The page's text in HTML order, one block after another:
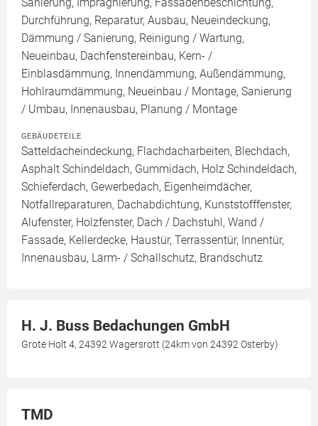
Durchführung, Reparatur, Ausbau, Neueindeckung,
Dämmung / Sanierung, Reinigung / Wartung,
Neueinbau, Dachfenstereinbau, Kern- /
Einblasdämmung, Innendämmung, Außendämmung,
Hohlraumdämmung, Neueinbau / Montage, Sanierung
/ Umbau, Innenausbau, Planung / Montage
GEBÄUDETEILE
Satteldacheindeckung, Flachdacharbeiten, Blechdach,
Asphalt Schindeldach, Gummidach, Holz Schindeldach,
Schieferdach, Gewerbedach, Eigenheimdächer,
Notfallreparaturen, Dachabdichtung, Kunststofffenster,
Alufenster, Holzfenster, Dach / Dachstuhl, Wand /
Fassade, Kellerdecke, Haustür, Terrassentür, Innentür,
Innenausbau, Lärm- / Schallschutz, Brandschutz
H. J. Buss Bedachungen GmbH
Grote Holt 4, 24392 Wagersrott (24km von 24392 Osterby)
TMD